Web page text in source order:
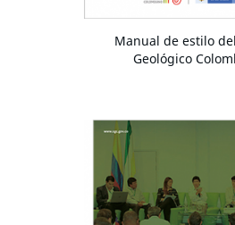
Manual de estilo
Geológico